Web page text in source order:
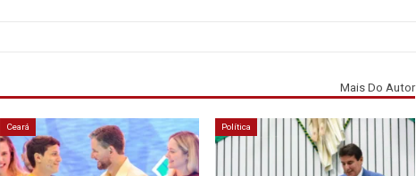
Mais Do Autor
Ceará Política